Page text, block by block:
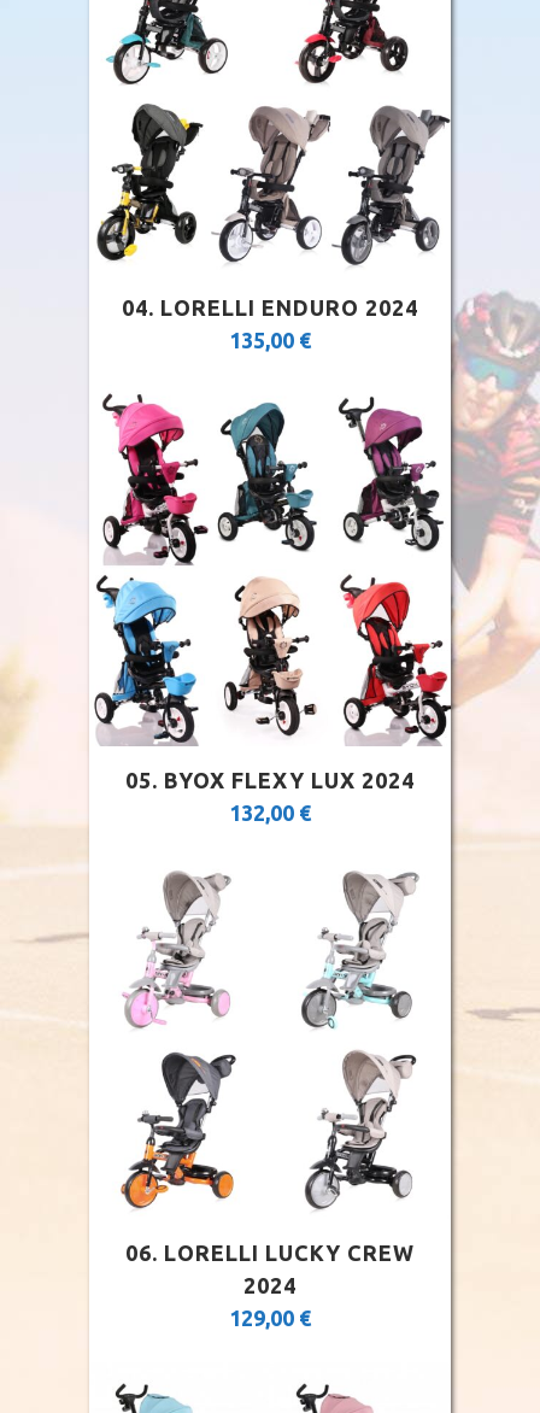
04. LORELLI ENDURO 2024
135,00 €
05. BYOX FLEXY LUX 2024
132,00 €
06. LORELLI LUCKY CREW
2024
129,00 €